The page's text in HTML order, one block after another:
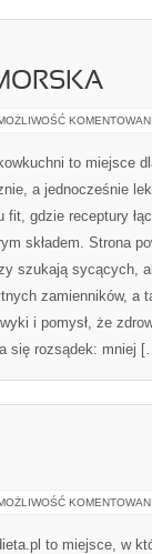
to miejsce
a jednocześnie
fit, gdzie receptury
składem. Strona
szukają sycących,
zamienników, a
i pomysł, że
się rozsądek: mniej
to miejsce, w